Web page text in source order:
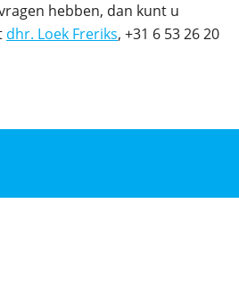
hebben, dan kunt u
dhr. Loek Freriks, +31 6 53 26 20